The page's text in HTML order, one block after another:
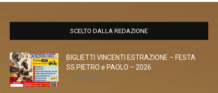
SCELTO DALLA REDAZIONE
BIGLIETTI VINCENTI ESTRAZIONE – FESTA
SS.PIETRO e PAOLO – 2026
1 Luglio 2026